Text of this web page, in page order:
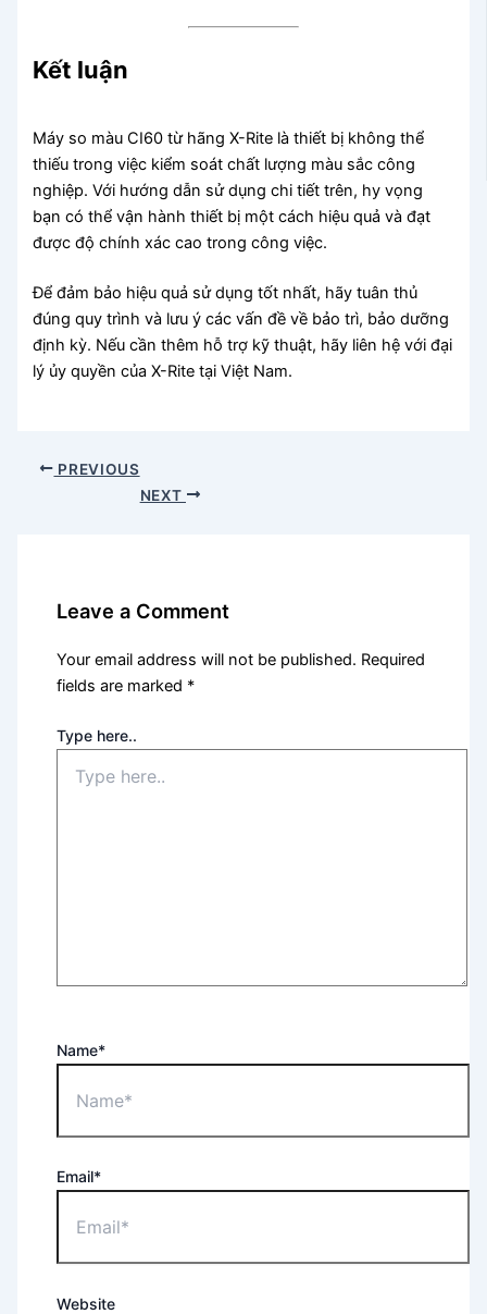
Kết luận
Máy so màu CI60 từ hãng X-Rite là thiết bị không thể
thiếu trong việc kiểm soát chất lượng màu sắc công
nghiệp. Với hướng dẫn sử dụng chi tiết trên, hy vọng
bạn có thể vận hành thiết bị một cách hiệu quả và đạt
được độ chính xác cao trong công việc.
Để đảm bảo hiệu quả sử dụng tốt nhất, hãy tuân thủ
đúng quy trình và lưu ý các vấn đề về bảo trì, bảo dưỡng
định kỳ. Nếu cần thêm hỗ trợ kỹ thuật, hãy liên hệ với đại
lý ủy quyền của X-Rite tại Việt Nam.
PREVIOUS
NEXT
Leave a Comment
Your email address will not be published. Required
fields are marked *
Type here..
Name*
Email*
Website